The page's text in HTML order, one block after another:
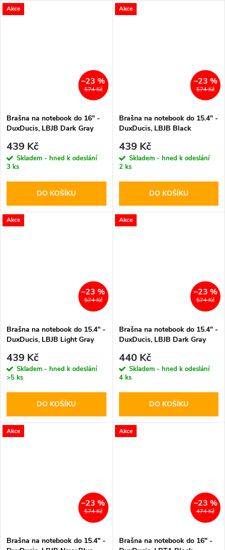
Akce
574 Kč
–23 %
Brašna na notebook do 16" -
DuxDucis, LBJB Dark Gray
439 Kč
Skladem - hned k odeslání
3 ks
DO KOŠÍKU
Akce
574 Kč
–23 %
Brašna na notebook do 15.4" -
DuxDucis, LBJB Black
439 Kč
Skladem - hned k odeslání
2 ks
DO KOŠÍKU
Akce
574 Kč
–23 %
Brašna na notebook do 15.4" -
DuxDucis, LBJB Light Gray
439 Kč
Skladem - hned k odeslání
>5 ks
DO KOŠÍKU
Akce
574 Kč
–23 %
Brašna na notebook do 15.4" -
DuxDucis, LBJB Dark Gray
440 Kč
Skladem - hned k odeslání
4 ks
DO KOŠÍKU
Akce
574 Kč
–23 %
Brašna na notebook do 15.4" -
Akce
474 Kč
–23 %
Brašna na notebook do 16" -